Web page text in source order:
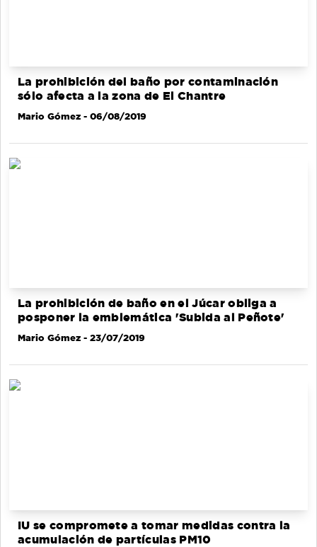
La prohibición del baño por contaminación
sólo afecta a la zona de El Chantre
Mario Gómez - 06/08/2019
La prohibición de baño en el Júcar obliga a
posponer la emblemática 'Subida al Peñote'
Mario Gómez - 23/07/2019
IU se compromete a tomar medidas contra la
acumulación de partículas PM10